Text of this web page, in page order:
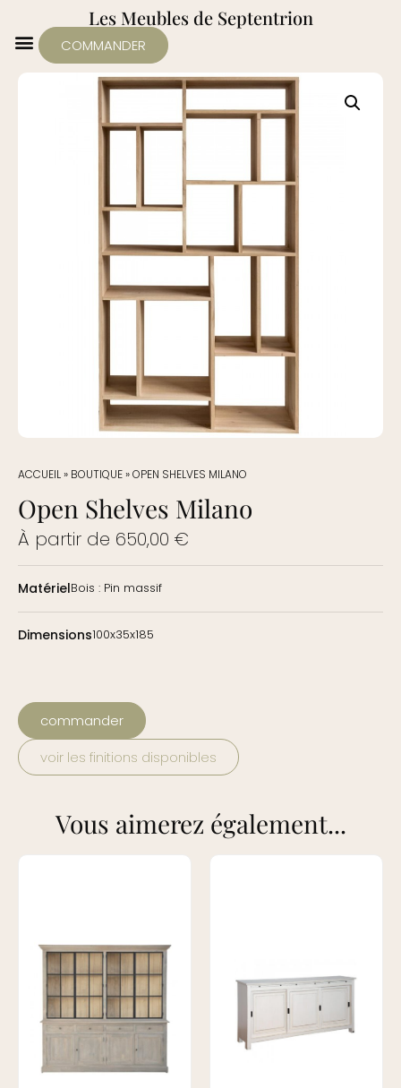
Les Meubles de Septentrion
COMMANDER
ACCUEIL» BOUTIQUE»OPEN SHELVES MILANO
Open Shelves Milano
À partir de 650,00 €
MatérielBois : Pin massif
Dimensions100x35x185
commander
voir les finitions disponibles
Vous aimerez également...